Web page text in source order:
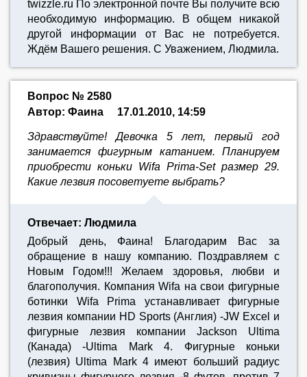
twizzle.ru По электронной почте Вы получите всю
необходимую информацию. В общем никакой
другой информации от Вас не потребуется.
Ждём Вашего решения. С Уважением, Людмила.
Вопрос № 2580
Автор: Фаина
17.01.2010, 14:59
Здравствуйте! Девочка 5 лет, первый год
занимается фигурным катанием. Планируем
приобрести коньки Wifa Prima-Set размер 29.
Какие лезвия посоветуете выбрать?
Отвечает: Людмила
Добрый день, Фаина! Благодарим Вас за
обращение в нашу компанию. Поздравляем с
Новым Годом!!! Желаем здоровья, любви и
благополучия. Компания Wifa на свои фигурные
ботинки Wifa Prima устанавливает фигурные
лезвия компании HD Sports (Англия) -JW Excel и
фигурные лезвия компании Jackson Ultima
(Канада) -Ultima Mark 4. Фигурные коньки
(лезвия) Ultima Mark 4 имеют больший радиус